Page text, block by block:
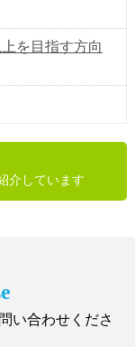
を目指す方向
介しています
い合わせくださ